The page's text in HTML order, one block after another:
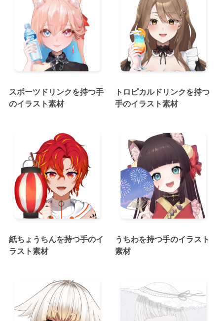
スポーツドリンクを持つ手
のイラスト素材
トロピカルドリンクを持つ
手のイラスト素材
紙ちょうちんを持つ手のイ
ラスト素材
うちわを持つ手のイラスト
素材